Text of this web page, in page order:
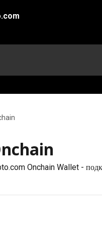
Onchain Wallet -